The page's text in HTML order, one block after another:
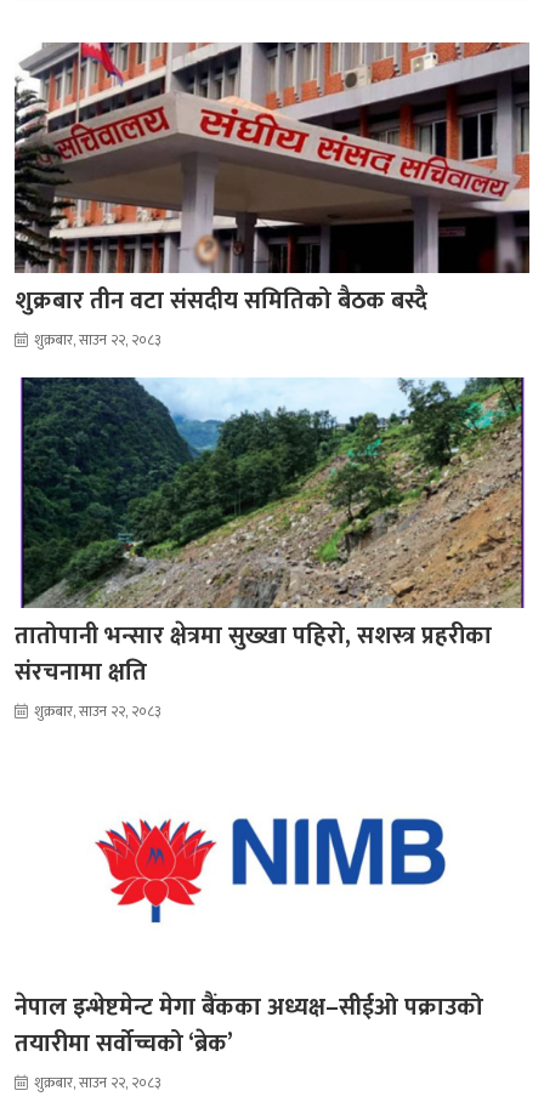
शुक्रबार तीन वटा संसदीय समितिको बैठक बस्दै
शुक्रबार, साउन २२, २०८३
तातोपानी भन्सार क्षेत्रमा सुख्खा पहिरो, सशस्त्र प्रहरीका
संरचनामा क्षति
शुक्रबार, साउन २२, २०८३
नेपाल इन्भेष्टमेन्ट मेगा बैंकका अध्यक्ष–सीईओ पक्राउको
तयारीमा सर्वोच्चको ‘ब्रेक’
शुक्रबार, साउन २२, २०८३